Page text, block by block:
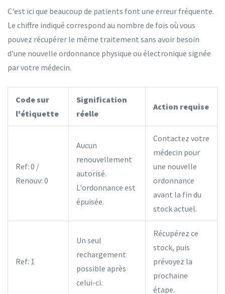
C'est ici que beaucoup de patients font une erreur fréquente.
Le chiffre indiqué correspond au nombre de fois où vous
pouvez récupérer le même traitement sans avoir besoin
d'une nouvelle ordonnance physique ou électronique signée
par votre médecin.
Code sur
l'étiquette
Signification
réelle
Action requise
Ref: 0 /
Renouv: 0
Aucun
renouvellement
autorisé.
L'ordonnance est
épuisée.
Contactez votre
médecin pour
une nouvelle
ordonnance
avant la fin du
stock actuel.
Ref: 1
Un seul
rechargement
possible après
celui-ci.
Récupérez ce
stock, puis
prévoyez la
prochaine
étape.